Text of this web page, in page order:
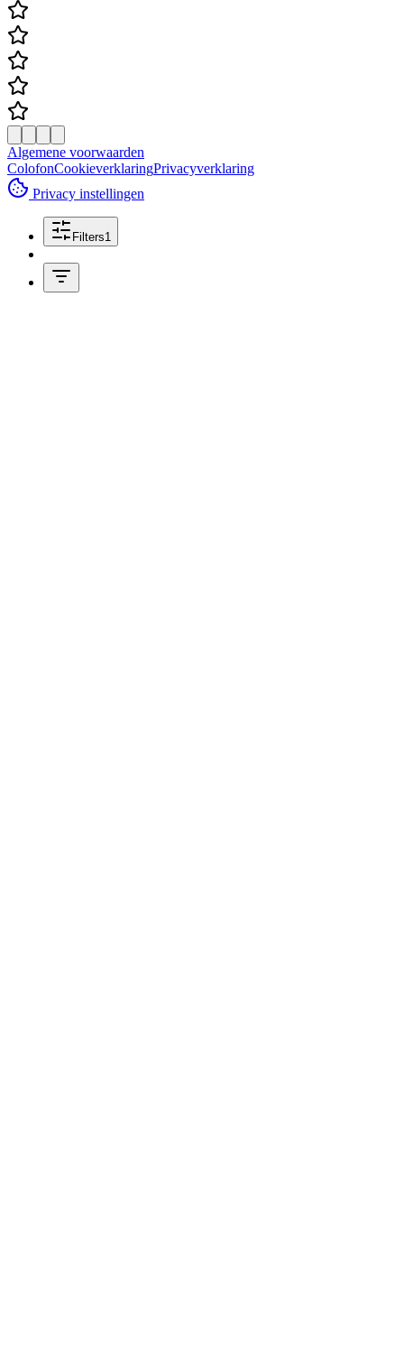
Algemene voorwaarden
ColofonCookieverklaringPrivacyverklaring
Privacy instellingen
Filters1